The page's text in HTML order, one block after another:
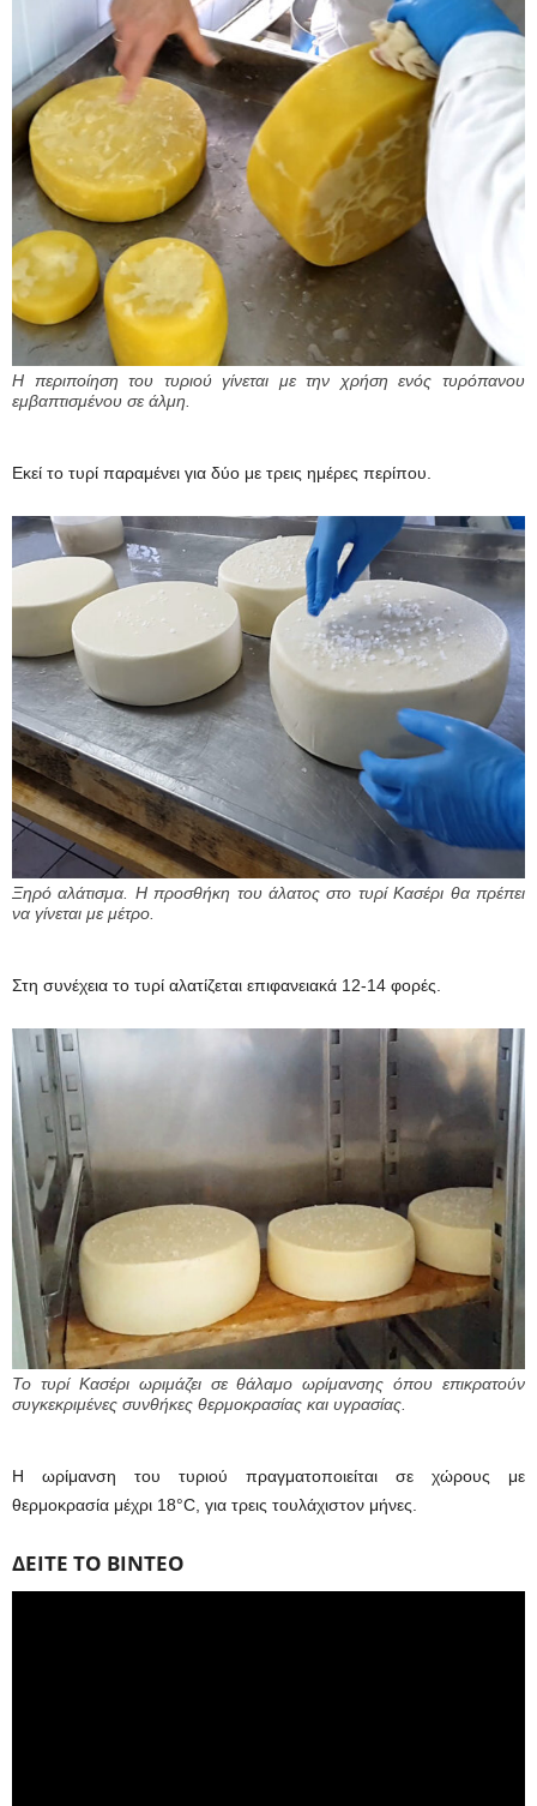
Η περιποίηση του τυριού γίνεται με την χρήση ενός τυρόπανου
εμβαπτισμένου σε άλμη.
Εκεί το τυρί παραμένει για δύο με τρεις ημέρες περίπου.
Ξηρό αλάτισμα. Η προσθήκη του άλατος στο τυρί Κασέρι θα πρέπει
να γίνεται με μέτρο.
Στη συνέχεια το τυρί αλατίζεται επιφανειακά 12-14 φορές.
Το τυρί Κασέρι ωριμάζει σε θάλαμο ωρίμανσης όπου επικρατούν
συγκεκριμένες συνθήκες θερμοκρασίας και υγρασίας.
Η ωρίμανση του τυριού πραγματοποιείται σε χώρους με
θερμοκρασία μέχρι 18°C, για τρεις τουλάχιστον μήνες.
ΔΕΙΤΕ ΤΟ ΒΙΝΤΕΟ